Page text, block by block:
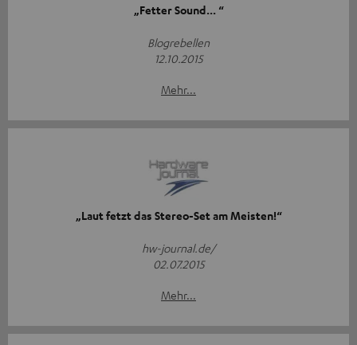
„Fetter Sound... “
Blogrebellen
12.10.2015
Mehr...
„Laut fetzt das Stereo-Set am Meisten!“
hw-journal.de/
02.07.2015
Mehr...